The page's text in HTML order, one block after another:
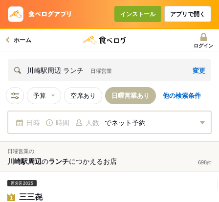
インストール アプリで開く
ホーム
ログイン
川崎駅周辺 ランチ 日曜営業 変更
予算 空席あり 日曜営業あり 他の検索条件
日時 時間 人数 でネット予約
日曜営業の
川崎駅周辺のランチにつかえるお店 698件
1 三三㐂